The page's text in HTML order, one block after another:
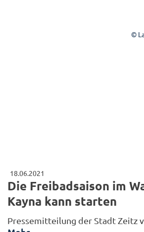
©
18.06.2021
Die Freibadsaison im
Kayna kann starten
Pressemitteilung der Stadt Zeitz